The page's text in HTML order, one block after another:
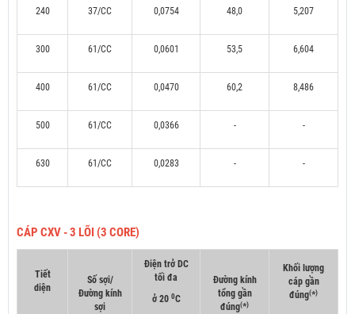
240 37/CC 0,0754 48,0 5,207
300 61/CC 0,0601 53,5 6,604
400 61/CC 0,0470 60,2 8,486
500 61/CC 0,0366 - -
630 61/CC 0,0283 - -
CÁP CXV - 3 LÕI (3 CORE)
Tiết
diện
Số sợi/
Đường kính
sợi
Điện trở DC
tối đa
ở 20 0C
Đường kính
tổng gần
đúng(*)
Khối lượng
cáp gần
đúng(*)